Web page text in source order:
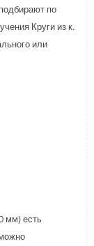
по
Круги из к.
или
мм) есть